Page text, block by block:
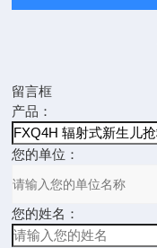
留言框
产品：
您的单位：
您的姓名：